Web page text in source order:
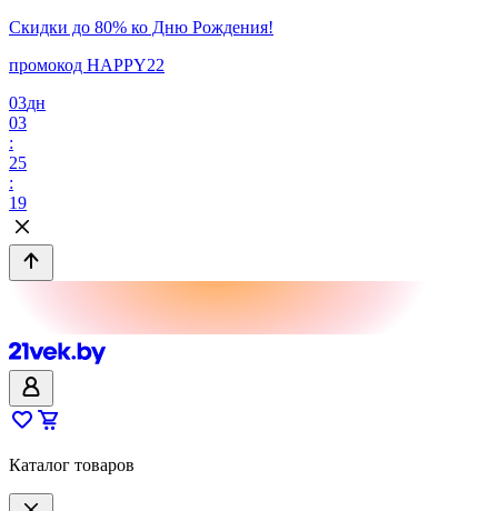
Скидки до 80% ко Дню Рождения!
промокод HAPPY22
03дн
03
:
25
:
19
Каталог товаров